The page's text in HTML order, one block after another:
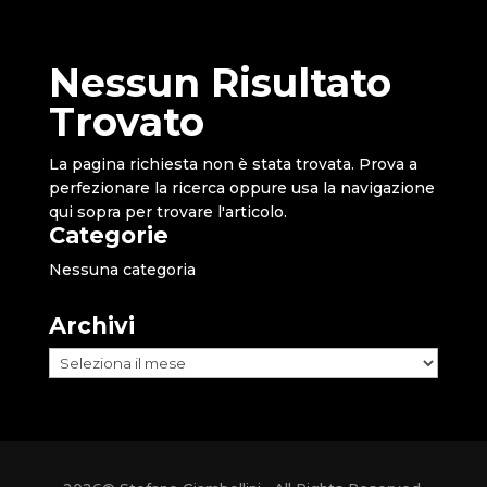
Nessun Risultato
Trovato
La pagina richiesta non è stata trovata. Prova a
perfezionare la ricerca oppure usa la navigazione
qui sopra per trovare l'articolo.
Categorie
Nessuna categoria
Archivi
Archivi